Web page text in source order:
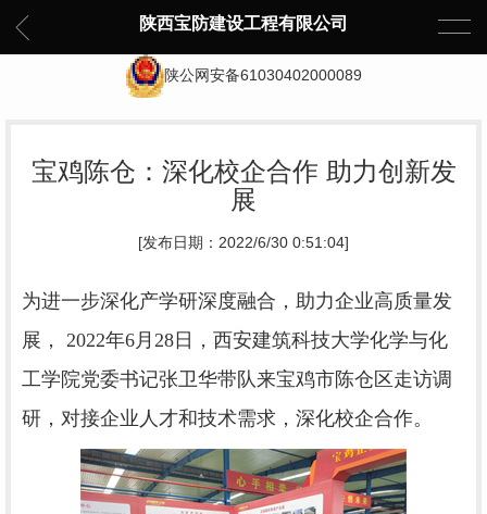
陕西宝防建设工程有限公司
陕公网安备61030402000089
宝鸡陈仓：深化校企合作 助力创新发
展
[发布日期：2022/6/30 0:51:04]
为进一步深化产学研深度融合，助力企业高质量发
展， 2022年6月28日，西安建筑科技大学化学与化
工学院党委书记张卫华带队来宝鸡市陈仓区走访调
研，对接企业人才和技术需求，深化校企合作。